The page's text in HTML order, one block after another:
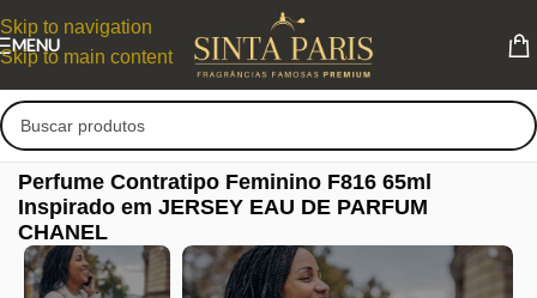
Skip to navigation
Skip to main content
MENU
Perfume Contratipo Feminino F816 65ml
Inspirado em JERSEY EAU DE PARFUM
CHANEL